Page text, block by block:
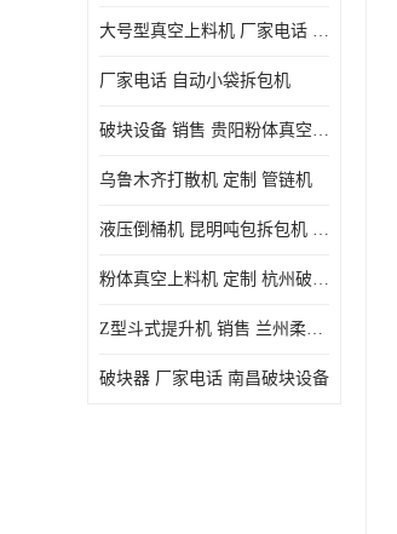
大号型真空上料机 厂家电话 武汉粉体料管链机
厂家电话 自动小袋拆包机
破块设备 销售 贵阳粉体真空上料机
乌鲁木齐打散机 定制 管链机
液压倒桶机 昆明吨包拆包机 定制
粉体真空上料机 定制 杭州破块器
Z型斗式提升机 销售 兰州柔性螺旋输送机
破块器 厂家电话 南昌破块设备